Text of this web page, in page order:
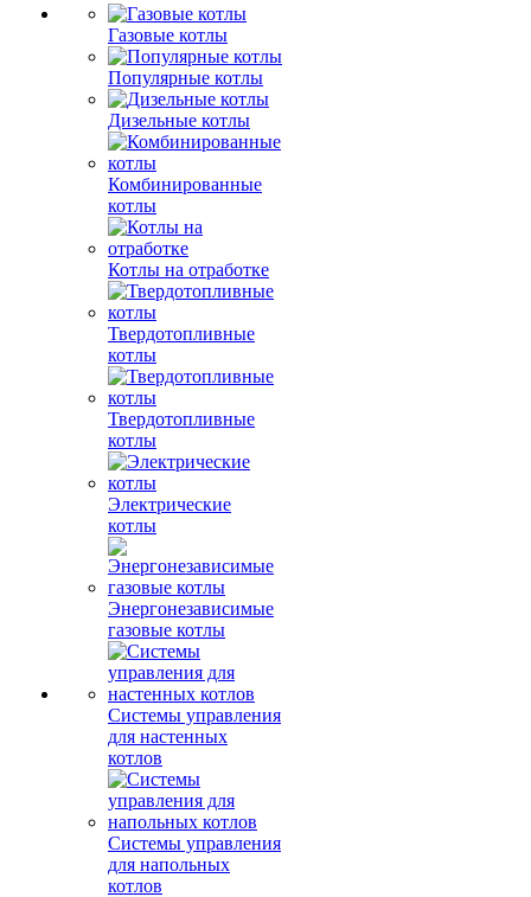
Газовые котлы
Популярные котлы
Дизельные котлы
Комбинированные
котлы
Котлы на отработке
Твердотопливные
котлы
Твердотопливные
котлы
Электрические
котлы
Энергонезависимые
газовые котлы
Системы управления
для настенных
котлов
Системы управления
для напольных
котлов